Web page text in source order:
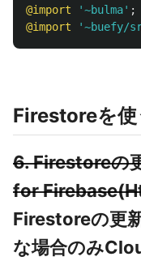
@import
'~bulma' ;
@import
'~buefy/
Firestoreを
6. Firestoreの
for
Firestoreの更
な場合のみ